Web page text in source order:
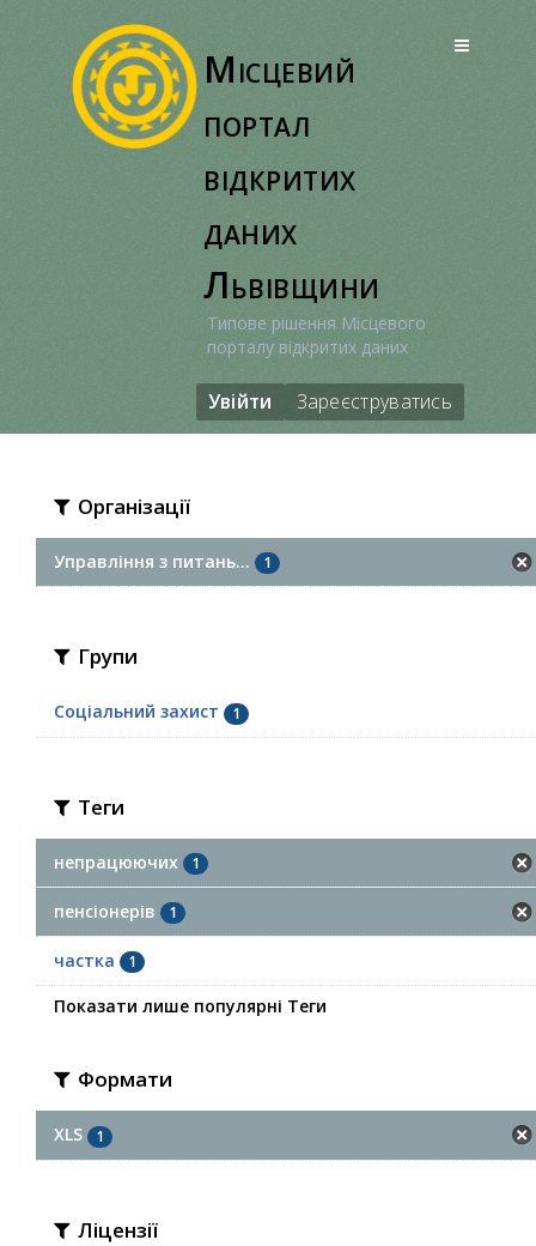
Місцевий
портал
відкритих
даних
Львівщини
Типове рішення Місцевого
порталу відкритих даних
Увійти Зареєструватись
Організації
Управління з питань... 1
Групи
Соціальний захист 1
Теги
непрацюючих 1
пенсіонерів 1
частка 1
Показати лише популярні Теги
Формати
XLS 1
Ліцензії